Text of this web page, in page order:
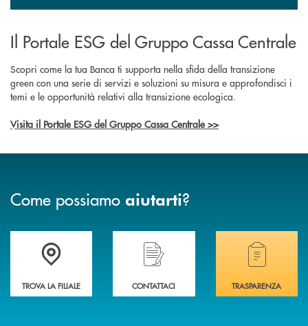
Il Portale ESG del Gruppo Cassa Centrale
Scopri come la tua Banca ti supporta nella sfida della transizione
green con una serie di servizi e soluzioni su misura e approfondisci i
temi e le opportunità relativi alla transizione ecologica.
Visita il Portale ESG del Gruppo Cassa Centrale >>
Come possiamo aiutarti?
Trova la filiale più vicina a te .
TROVA LA FILIALE
Hai bisogno di assistenza immediata?
CONTATTACI
Hai bisogno di
TRASPARENZA